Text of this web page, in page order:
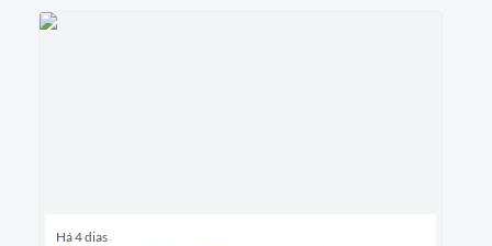
Há 4 dias